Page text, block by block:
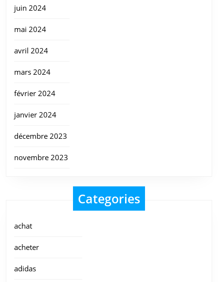
juin 2024
mai 2024
avril 2024
mars 2024
février 2024
janvier 2024
décembre 2023
novembre 2023
Categories
achat
acheter
adidas